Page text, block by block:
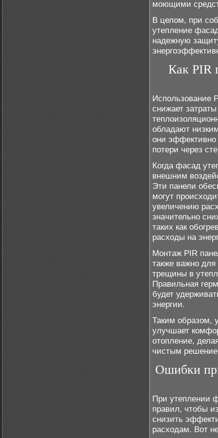
моющими
В целом, при
утепление
надежную
Как PIR
Использование
снижает
обладают
они эффективно
потери через
Когда фасад
внешним
Эти панели
могут
увеличению
значительно
таких как
расходы на
Монтаж PIR
также важно
трещины в
Правильная
будет
энергии.
Таким образом,
улучшает
отопление,
чистым
Ошибки
При утеплении
правил, чтобы
снизить
расходам. Вот